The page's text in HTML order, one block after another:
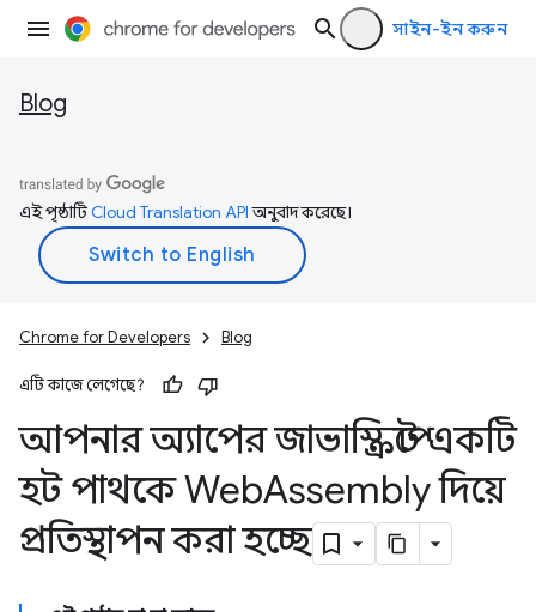
সাইন-ইন করুন
Blog
এই পৃষ্ঠাটিCloud Translation APIঅনুবাদ করেছে।
Chrome for Developers Blog
এটি কাজে লেগেছে?
আপনার অ্যাপের জাভাস্ক্রিপ্টে একটি
হট পাথকে WebAssembly দিয়ে
প্রতিস্থাপন করা হচ্ছে